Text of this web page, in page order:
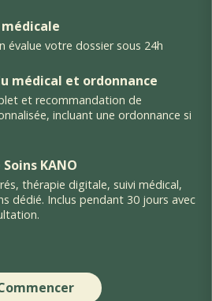
évalue votre dossier sous 24h
médical et ordonnance
et recommandation de
incluant une ordonnance si
KANO
thérapie digitale, suivi médical,
dédié. Inclus pendant 30 jours avec